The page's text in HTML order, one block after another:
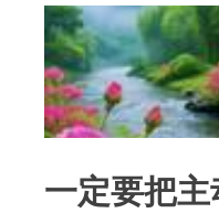
一定要把